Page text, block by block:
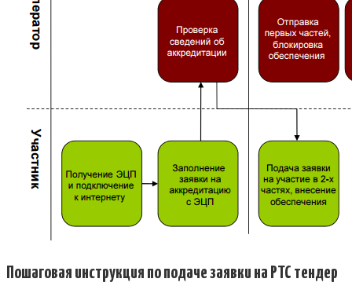
Пошаговая инструкция по подаче заявки на РТС тендер